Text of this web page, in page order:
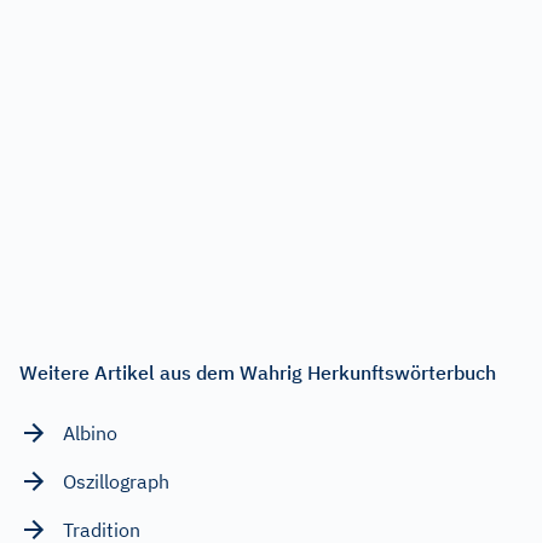
Weitere Artikel aus dem Wahrig Herkunftswörterbuch
Albino
Oszillograph
Tradition